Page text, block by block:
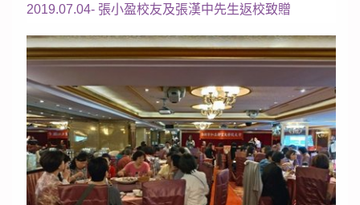
2019.07.04- 張小盈校友及張漢中先生返校致贈